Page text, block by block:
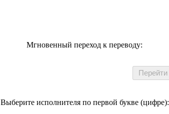
Мгновенный переход к переводу:
Выберите исполнителя по первой букве (цифре):